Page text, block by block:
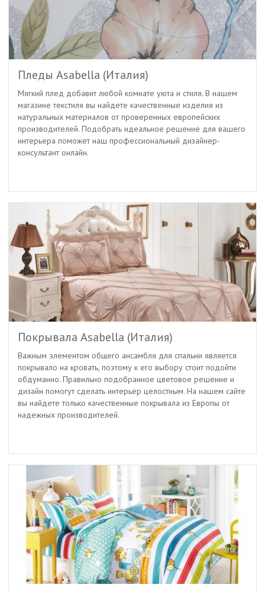
Пледы Asabella (Италия)
Мягкий плед добавит любой комнате уюта и стиля. В нашем
магазине текстиля вы найдете качественные изделия из
натуральных материалов от проверенных европейских
производителей. Подобрать идеальное решение для вашего
интерьера поможет наш профессиональный дизайнер-
консультант онлайн.
Покрывала Asabella (Италия)
Важным элементом общего ансамбля для спальни является
покрывало на кровать, поэтому к его выбору стоит подойти
обдуманно. Правильно подобранное цветовое решение и
дизайн помогут сделать интерьер целостным. На нашем сайте
вы найдете только качественные покрывала из Европы от
надежных производителей.